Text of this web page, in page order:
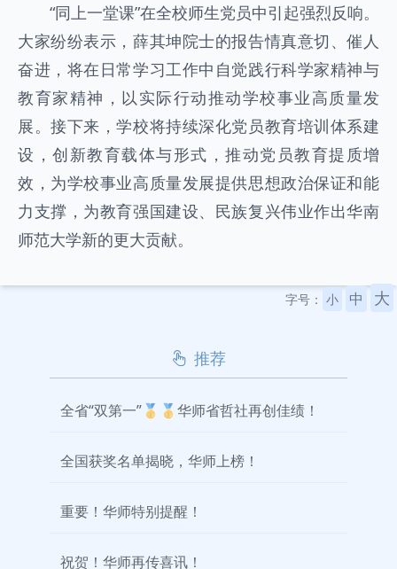
“同上一堂课”在全校师生党员中引起强烈反响。
大家纷纷表示，薛其坤院士的报告情真意切、催人
奋进，将在日常学习工作中自觉践行科学家精神与
教育家精神，以实际行动推动学校事业高质量发
展。接下来，学校将持续深化党员教育培训体系建
设，创新教育载体与形式，推动党员教育提质增
效，为学校事业高质量发展提供思想政治保证和能
力支撑，为教育强国建设、民族复兴伟业作出华南
师范大学新的更大贡献。
字号： 小 中 大
推荐
全省“双第一”🥇🥇华师省哲社再创佳绩！
全国获奖名单揭晓，华师上榜！
重要！华师特别提醒！
祝贺！华师再传喜讯！